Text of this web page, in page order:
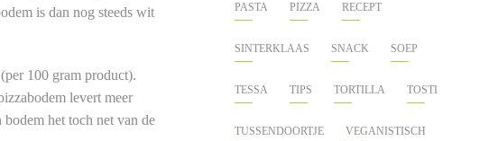
is dan nog steeds wit
100 gram product).
levert meer
het toch net van de
PASTA PIZZA RECEPT
SINTERKLAAS SNACK SOEP
TESSA TIPS TORTILLA TOSTI
TUSSENDOORTJE VEGANISTISCH